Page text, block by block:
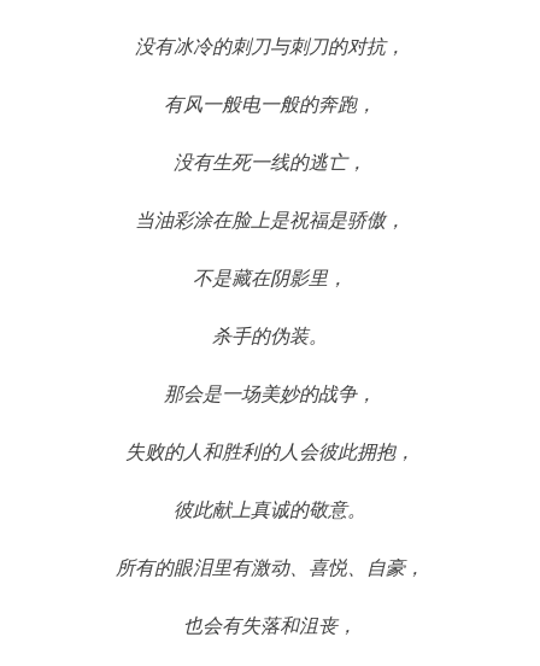
没有冰冷的刺刀与刺刀的对抗，
有风一般电一般的奔跑，
没有生死一线的逃亡，
当油彩涂在脸上是祝福是骄傲，
不是藏在阴影里，
杀手的伪装。
那会是一场美妙的战争，
失败的人和胜利的人会彼此拥抱，
彼此献上真诚的敬意。
所有的眼泪里有激动、喜悦、自豪，
也会有失落和沮丧，